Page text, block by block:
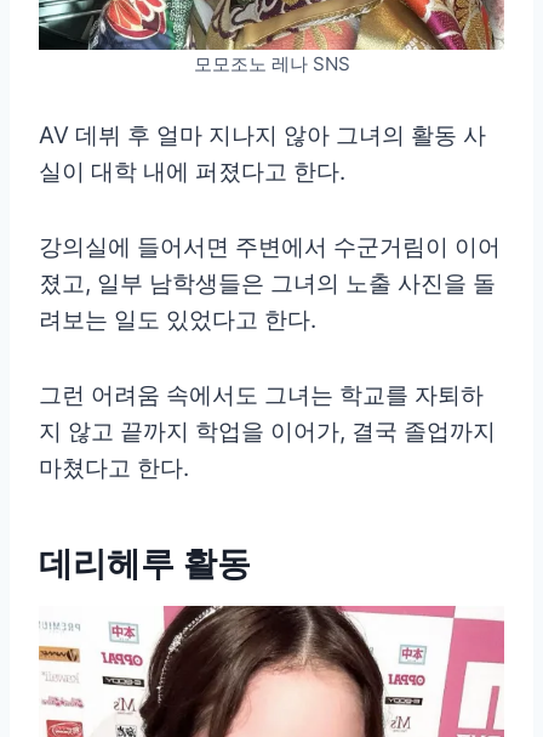
모모조노 레나 SNS
AV 데뷔 후 얼마 지나지 않아 그녀의 활동 사
실이 대학 내에 퍼졌다고 한다.
강의실에 들어서면 주변에서 수군거림이 이어
졌고, 일부 남학생들은 그녀의 노출 사진을 돌
려보는 일도 있었다고 한다.
그런 어려움 속에서도 그녀는 학교를 자퇴하
지 않고 끝까지 학업을 이어가, 결국 졸업까지
마쳤다고 한다.
데리헤루 활동